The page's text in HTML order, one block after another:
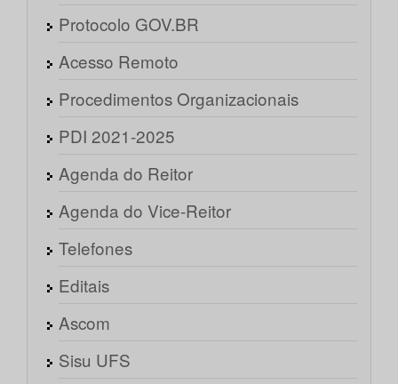
Protocolo GOV.BR
Acesso Remoto
Procedimentos Organizacionais
PDI 2021-2025
Agenda do Reitor
Agenda do Vice-Reitor
Telefones
Editais
Ascom
Sisu UFS